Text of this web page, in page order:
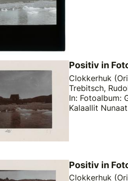
Positiv in
Clokkerhuk
Trebitsch,
In: Fotoalbum:
Kalaallit
Positiv in
Clokkerhuk